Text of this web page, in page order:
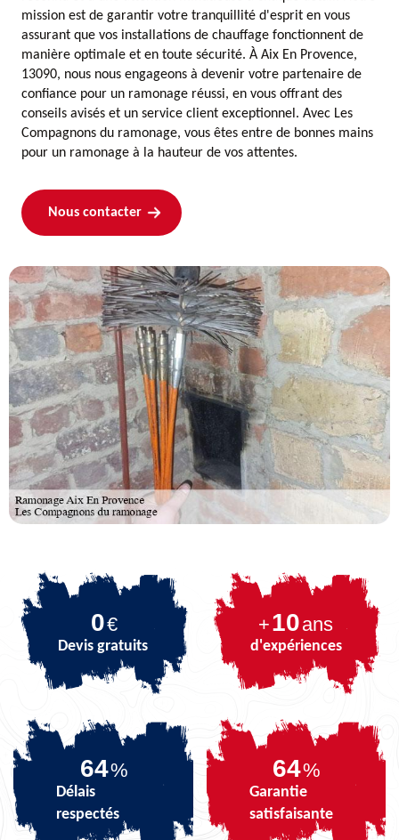
mission est de garantir votre tranquillité d'esprit en vous
assurant que vos installations de chauffage fonctionnent de
manière optimale et en toute sécurité. À Aix En Provence,
13090, nous nous engageons à devenir votre partenaire de
confiance pour un ramonage réussi, en vous offrant des
conseils avisés et un service client exceptionnel. Avec Les
Compagnons du ramonage, vous êtes entre de bonnes mains
pour un ramonage à la hauteur de vos attentes.
Nous contacter
0€
Devis gratuits
+10ans
d'expériences
80%
Délais
respectés
80%
Garantie
satisfaisante